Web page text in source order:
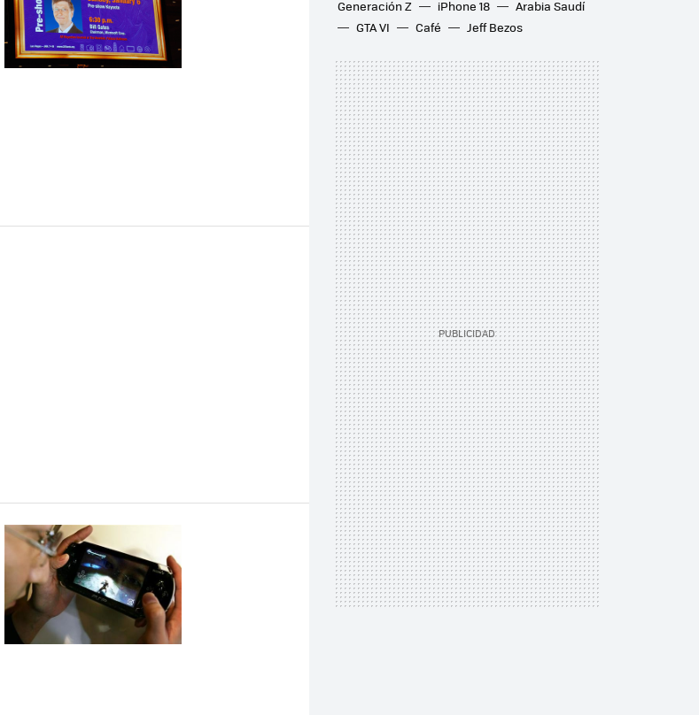
Generación Z
iPhone 18
Arabia Saudí
GTA VI
Café Jeff Bezos